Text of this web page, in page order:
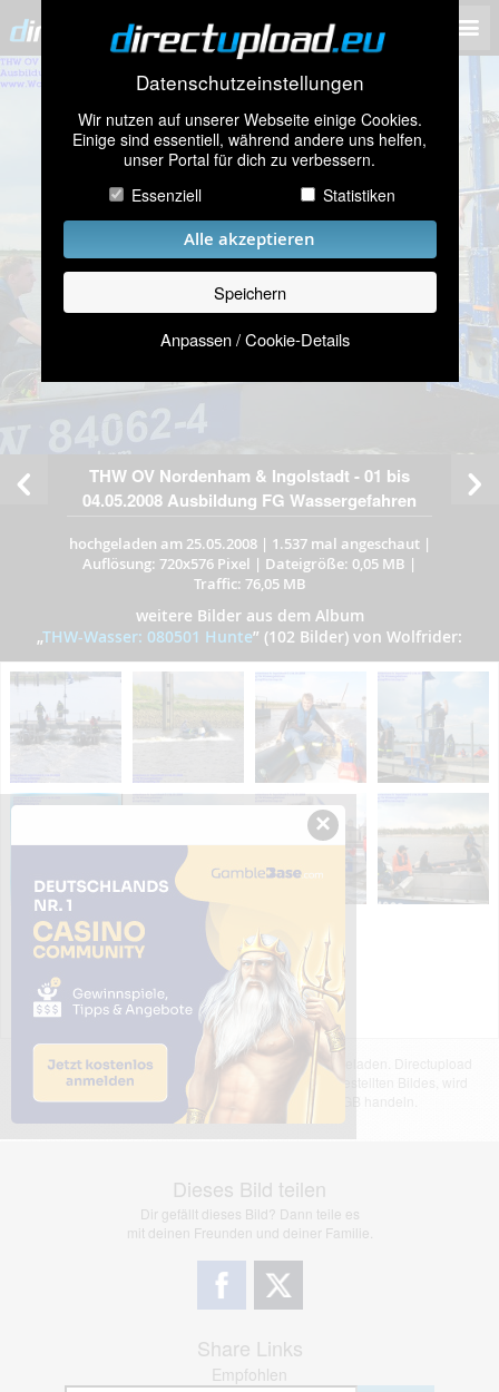
Datenschutzeinstellungen
Wir nutzen auf unserer Webseite einige Cookies.
Einige sind essentiell, während andere uns helfen,
unser Portal für dich zu verbessern.
Essenziell
Statistiken
Alle akzeptieren
Speichern
Anpassen / Cookie-Details
THW OV Nordenham & Ingolstadt - 01 bis
04.05.2008 Ausbildung FG Wassergefahren
hochgeladen am 25.05.2008| 1.537 mal angeschaut|
Auflösung: 720x576 Pixel | Dateigröße: 0,05 MB |
Traffic: 76,05 MB
weitere Bilder aus dem Album
„THW-Wasser: 080501 Hunte” (102 Bilder) von Wolfrider:
Das dargestellte Bild wurde von einem Nutzer hochgeladen. Directupload
übernimmt keinerlei Haftung für den Inhalt des dargestellten Bildes, wird
jedoch bei Verstößen nach §2(3) unserer AGB handeln.
Dieses Bild teilen
Dir gefällt dieses Bild? Dann teile es
mit deinen Freunden und deiner Familie.
Share Links
Empfohlen
×